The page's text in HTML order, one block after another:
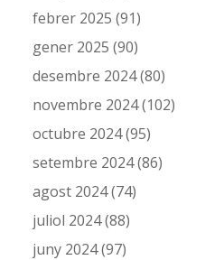
febrer 2025 (91)
gener 2025 (90)
desembre 2024(80)
novembre 2024(102)
octubre 2024(95)
setembre 2024(86)
agost 2024(74)
juliol 2024(88)
juny 2024(97)